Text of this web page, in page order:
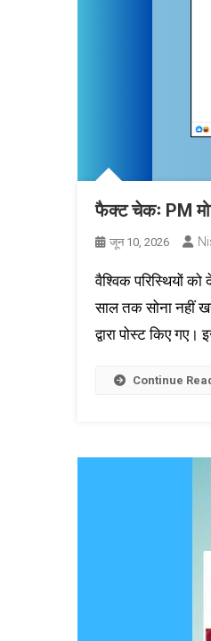
फैक्ट चेकः PM
जून 10, 2026
वैश्विक परिस्थियों
साल तक सोना नहीं
द्वारा पोस्ट किए
Continue